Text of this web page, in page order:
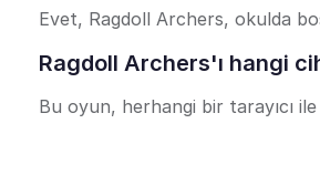
Evet, Ragdoll Archers, okulda
Ragdoll Archers'ı hangi
Bu oyun, herhangi bir tarayıcı